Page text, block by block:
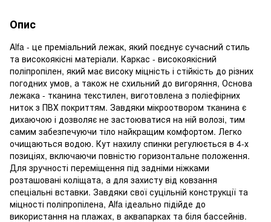
Опис
Alfa - це преміальний лежак, який поєднує сучасний стиль
та високоякісні матеріали. Каркас - високоякісний
поліпропілен, який має високу міцність і стійкість до різних
погодних умов, а також не схильний до вигоряння, Основа
лежака - тканина текстилен, виготовлена з поліефірних
ниток з ПВХ покриттям. Завдяки мікроотвором тканина є
дихаючою і дозволяє не застоюватися на ній волозі, тим
самим забезпечуючи тіло найкращим комфортом. Легко
очищаються водою. Кут нахилу спинки регулюється в 4-х
позиціях, включаючи повністю горизонтальне положення.
Для зручності переміщення під задніми ніжками
розташовані коліщата, а для захисту від ковзання
спеціальні вставки. Завдяки свої суцільній конструкції та
міцності поліпропілена, Alfa ідеально підійде до
використання на плажах, в аквапарках та біля бассейнів.